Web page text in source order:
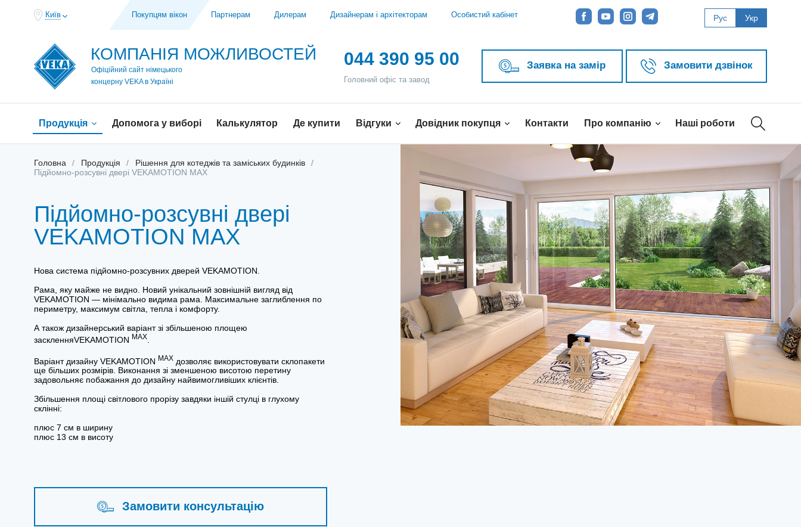
Київ Покупцям вікон Партнерам Дилерам Дизайнерам і архітекторам Особистий кабінет Рус Укр
КОМПАНІЯ МОЖЛИВОСТЕЙ
Офіційний сайт німецького
концерну VEKA в Україні
044 390 95 00
Головний офіс та завод
Заявка на замір Замовити дзвінок
Продукція Допомога у виборі Калькулятор Де купити Відгуки Довідник покупця Контакти Про компанію Наші роботи
Головна Продукція
Рішення для котеджів та заміських будинків
Підйомно-розсувні двері VEKAMOTION MAХ
Підйомно-розсувні двері
VEKAMOTION MAХ
Нова система підйомно-розсувних дверей VEKAMOTION.
Рама, яку майже не видно. Новий унікальний зовнішній вигляд від
VEKAMOTION — мінімально видима рама. Максимальне заглиблення по
периметру, максимум світла, тепла і комфорту.
А також дизайнерський варіант зі збільшеною площею
заскленняVEKAMOTION MAX
Варіант дизайну VEKAMOTION MAX дозволяє використовувати склопакети
ще більших розмірів. Виконання зі зменшеною висотою перетину
задовольняє побажання до дизайну найвимогливіших клієнтів.
Збільшення площі світлового прорізу завдяки іншій стулці в глухому
склінні:
плюс 7 см в ширину
плюс 13 см в висоту
Замовити консультацію